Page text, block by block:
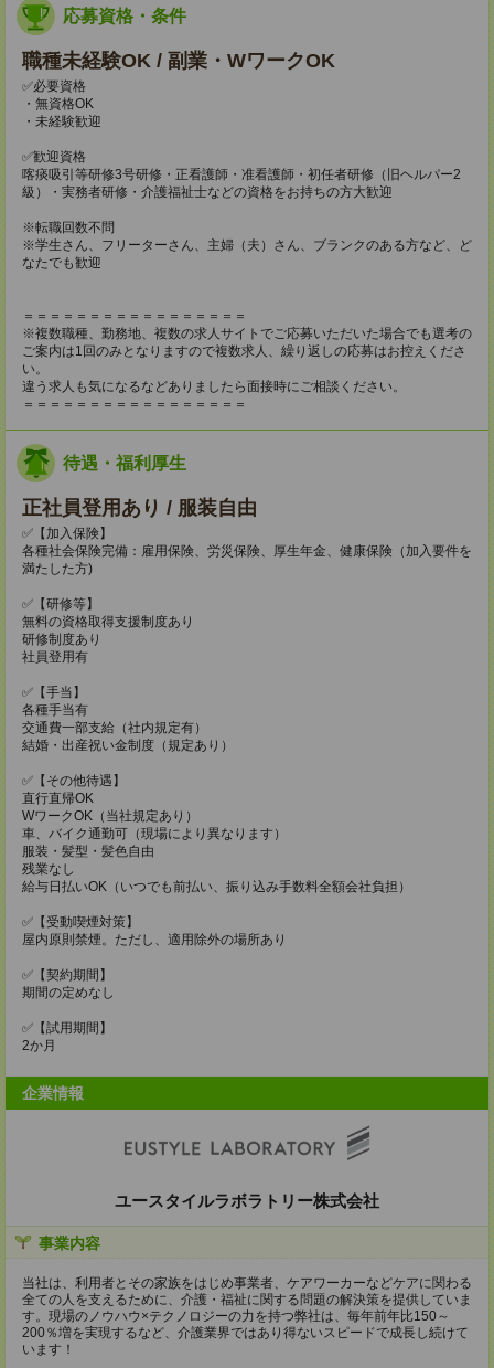
応募資格・条件
職種未経験OK / 副業・WワークOK
✅必要資格
・無資格OK
・未経験歓迎
✅歓迎資格
喀痰吸引等研修3号研修・正看護師・准看護師・初任者研修（旧ヘルパー2
級）・実務者研修・介護福祉士などの資格をお持ちの方大歓迎
※転職回数不問
※学生さん、フリーターさん、主婦（夫）さん、ブランクのある方など、ど
なたでも歓迎
＝＝＝＝＝＝＝＝＝＝＝＝＝＝＝＝＝
※複数職種、勤務地、複数の求人サイトでご応募いただいた場合でも選考の
ご案内は1回のみとなりますので複数求人、繰り返しの応募はお控えくださ
い。
違う求人も気になるなどありましたら面接時にご相談ください。
＝＝＝＝＝＝＝＝＝＝＝＝＝＝＝＝＝
待遇・福利厚生
正社員登用あり / 服装自由
✅【加入保険】
各種社会保険完備：雇用保険、労災保険、厚生年金、健康保険（加入要件を
満たした方)
✅【研修等】
無料の資格取得支援制度あり
研修制度あり
社員登用有
✅【手当】
各種手当有
交通費一部支給（社内規定有）
結婚・出産祝い金制度（規定あり）
✅【その他待遇】
直行直帰OK
WワークOK（当社規定あり）
車、バイク通勤可（現場により異なります）
服装・髪型・髪色自由
残業なし
給与日払いOK（いつでも前払い、振り込み手数料全額会社負担）
✅【受動喫煙対策】
屋内原則禁煙。ただし、適用除外の場所あり
✅【契約期間】
期間の定めなし
✅【試用期間】
2か月
企業情報
ユースタイルラボラトリー株式会社
事業内容
当社は、利用者とその家族をはじめ事業者、ケアワーカーなどケアに関わる
全ての人を支えるために、介護・福祉に関する問題の解決策を提供していま
す。現場のノウハウ×テクノロジーの力を持つ弊社は、毎年前年比150～
200％増を実現するなど、介護業界ではあり得ないスピードで成長し続けて
います！